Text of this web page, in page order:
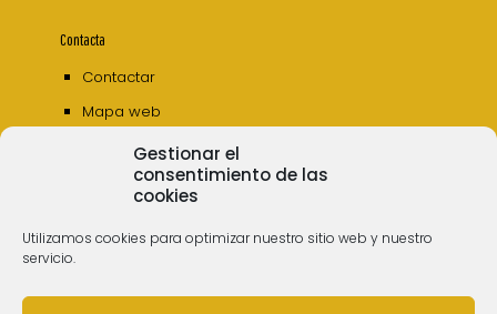
Gestionar el
consentimiento de las
cookies
Utilizamos cookies para optimizar nuestro sitio web y nuestro
servicio.
Contacta
Contactar
Mapa web